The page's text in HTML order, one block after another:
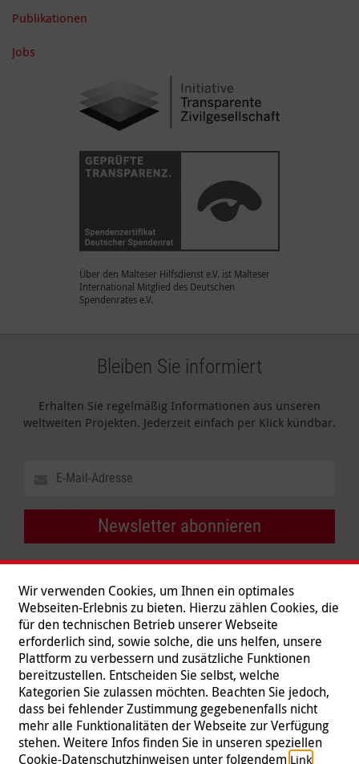
Publikationen
Jobs
Über den Malteser Hilfsdienst e.V. ist Malteser
International Mitglied des Deutschen
Spendenrates e.V.
Bleiben Sie informiert
Erhalten Sie regelmäßig Informationen aus unseren
weltweiten Projekten. Jederzeit einfach per Klick kündbar.
Newsletter abonnieren
Folgen Sie uns
Wir verwenden Cookies, um Ihnen ein optimales
Webseiten-Erlebnis zu bieten. Hierzu zählen Cookies, die
für den technischen Betrieb unserer Webseite
erforderlich sind, sowie solche, die uns helfen, unsere
Plattform zu verbessern und zusätzliche Funktionen
bereitzustellen. Entscheiden Sie selbst, welche
Kategorien Sie zulassen möchten. Beachten Sie jedoch,
dass bei fehlender Zustimmung gegebenenfalls nicht
mehr alle Funktionalitäten der Webseite zur Verfügung
stehen. Weitere Infos finden Sie in unseren speziellen
Cookie-Datenschutzhinweisen unter folgendem Link.